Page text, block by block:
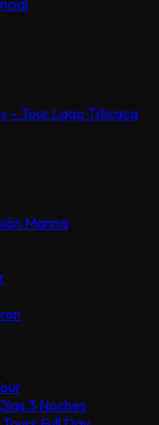
– Tour Lago Titicaca
Marina
3 Noches